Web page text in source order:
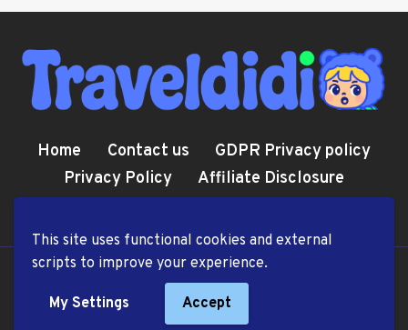
This site uses functional cookies and external
scripts to improve your experience.
My Settings Accept
Home Contact us
GDPR Privacy policy
Privacy Policy
Affiliate Disclosure
© 2026 TravelDiDi.com